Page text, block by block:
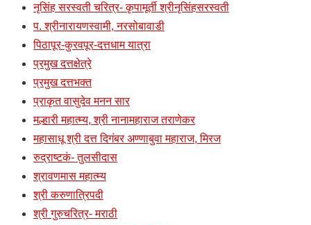
नृसिंह सरस्वती चरित्र- कृपामूर्ती श्रीनृसिंहसरस्वती
प. श्रीनारायणस्वामी, नरसोबावाडी
पिठापूर-कुरवपूर-दत्तधाम यात्रा
प्रमुख दत्तक्षेत्रे
प्रमुख दत्तभक्त
प्राकृत वासुदेव मनन सार
मल्हारी महात्म्य, श्री नानामहाराज तराणेकर
महासाधू श्री दत्त दिगंबर अण्णाबुवा महाराज, मिरज
रुद्राष्टकं- तुलसीदास
श्रावणमास महात्म्य
श्री करुणात्रिपदी
श्री गुरुचरित्र- मराठी